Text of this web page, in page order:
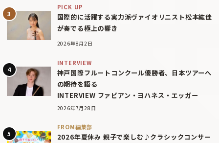
PICK UP
国際的に活躍する実力派ヴァイオリニスト松本紘佳
が奏でる極上の響き
2026年8月2日
INTERVIEW
神戸国際フルートコンクール優勝者、日本ツアーへ
の期待を語る
INTERVIEW ファビアン・ヨハネス・エッガー
2026年7月28日
FROM編集部
2026年夏休み 親子で楽しむ♪クラシックコンサー